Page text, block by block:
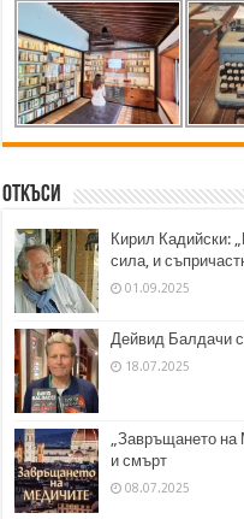
Откъси
Кирил Кадийски:
сила, и
01.09.2025
Дейвид Балдачи
18.07.2025
„Завръщането на
и смърт
08.07.2025